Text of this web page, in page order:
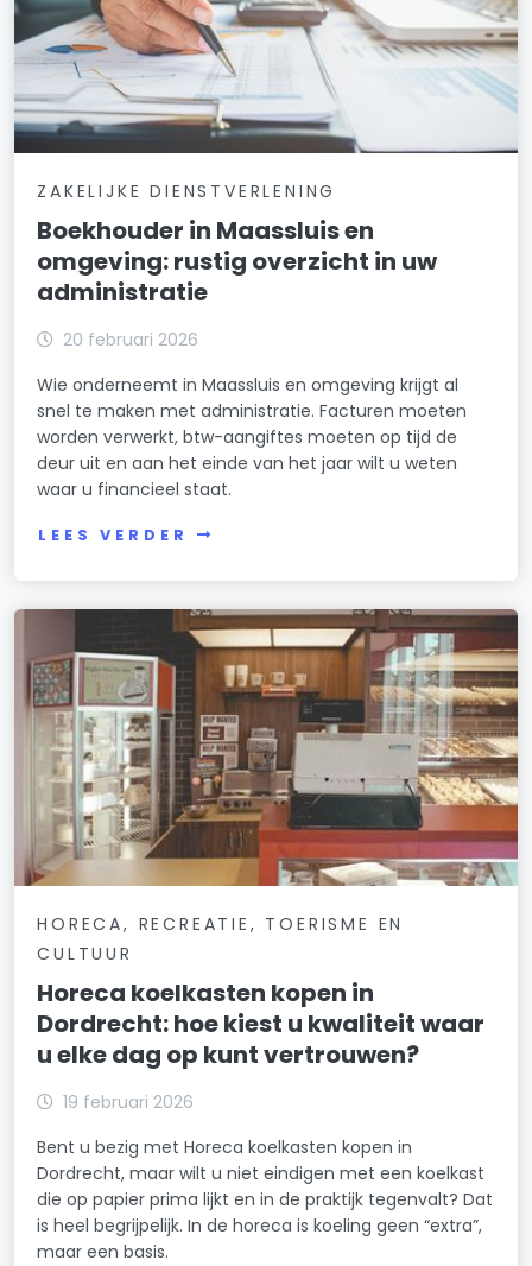
ZAKELIJKE DIENSTVERLENING
Boekhouder in Maassluis en
omgeving: rustig overzicht in uw
administratie
20 februari 2026
Wie onderneemt in Maassluis en omgeving krijgt al
snel te maken met administratie. Facturen moeten
worden verwerkt, btw-aangiftes moeten op tijd de
deur uit en aan het einde van het jaar wilt u weten
waar u financieel staat.
LEES VERDER
HORECA, RECREATIE, TOERISME EN
CULTUUR
Horeca koelkasten kopen in
Dordrecht: hoe kiest u kwaliteit waar
u elke dag op kunt vertrouwen?
19 februari 2026
Bent u bezig met Horeca koelkasten kopen in
Dordrecht, maar wilt u niet eindigen met een koelkast
die op papier prima lijkt en in de praktijk tegenvalt? Dat
is heel begrijpelijk. In de horeca is koeling geen “extra”,
maar een basis.